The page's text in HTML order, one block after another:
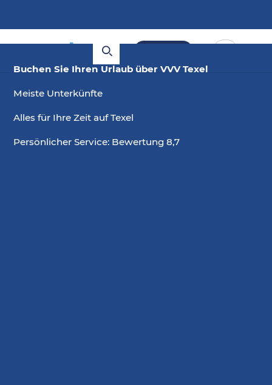
Buchen Sie Ihren Urlaub über VVV Texel
Meiste Unterkünfte
Alles für Ihre Zeit auf Texel
Persönlicher Service: Bewertung 8,7